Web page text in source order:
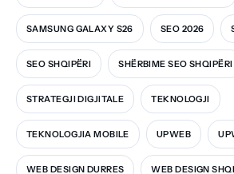
SAMSUNG GALAXY S26 SEO 2026
SEO SHQIPËRI SHËRBIME SEO SHQIPËRI
STRATEGJI DIGJITALE TEKNOLOGJI
TEKNOLOGJIA MOBILE UPWEB
WEB DESIGN DURRES WEB DESIGN